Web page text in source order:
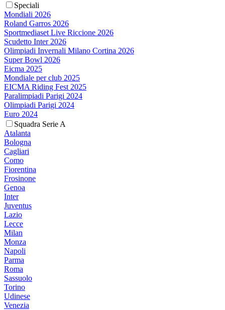
Speciali
Mondiali 2026
Roland Garros 2026
Sportmediaset Live Riccione 2026
Scudetto Inter 2026
Olimpiadi Invernali Milano Cortina 2026
Super Bowl 2026
Eicma 2025
Mondiale per club 2025
EICMA Riding Fest 2025
Paralimpiadi Parigi 2024
Olimpiadi Parigi 2024
Euro 2024
Squadra Serie A
Atalanta
Bologna
Cagliari
Como
Fiorentina
Frosinone
Genoa
Inter
Juventus
Lazio
Lecce
Milan
Monza
Napoli
Parma
Roma
Sassuolo
Torino
Udinese
Venezia